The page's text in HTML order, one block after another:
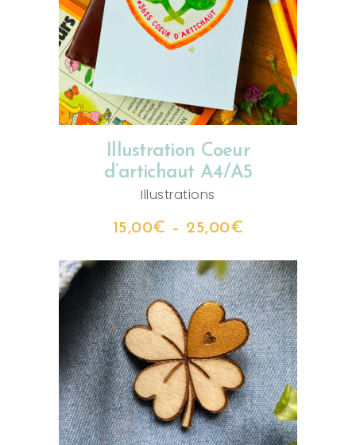
CHOIX DES OPTIONS
Illustration Coeur
d’artichaut A4/A5
Illustrations
15,00€ – 25,00€
AJOUTER AU PANIER